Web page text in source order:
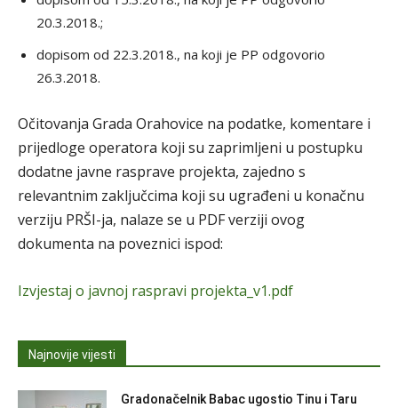
20.3.2018.;
dopisom od 22.3.2018., na koji je PP odgovorio
26.3.2018.
Očitovanja Grada Orahovice na podatke, komentare i
prijedloge operatora koji su zaprimljeni u postupku
dodatne javne rasprave projekta, zajedno s
relevantnim zaključcima koji su ugrađeni u konačnu
verziju PRŠI-ja, nalaze se u PDF verziji ovog
dokumenta na poveznici ispod:
Izvjestaj o javnoj raspravi projekta_v1.pdf
Najnovije vijesti
Gradonačelnik Babac ugostio Tinu i Taru